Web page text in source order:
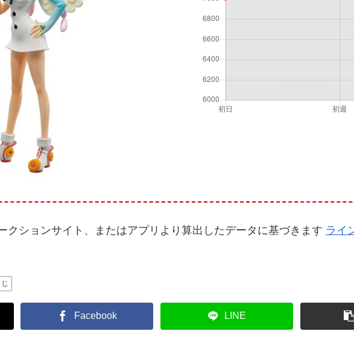
クションサイト、またはアプリより算出したデータに基づきます ライ
Facebook LINE